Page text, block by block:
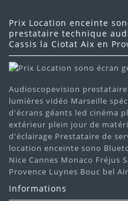
Prix Location enceinte
prestataire technique
Cassis la Ciotat Aix en
Audioscopevision
lumières vidéo Marseille
d'écrans géants led cinéma
extérieur plein jour de
d'éclairage Prestataire de
location enceinte sono
Nice Cannes Monaco Fréjus
Provence Luynes Bouc bel
Informations